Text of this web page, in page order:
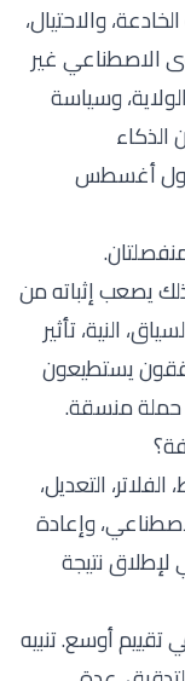
والاحتيال،
الاصطناعي غير
وسياسة
الذكاء
أغسطس
يصعب إثباته من
النية، تأثير
يستطيعون
حملة منسقة.
التعديل،
وإعادة
لإطلاق نتيجة
أوسع. تنبيه